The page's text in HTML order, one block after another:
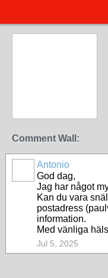
Comment Wall:
Antonio
God dag,
Jag har något
Kan du vara
postadress
information.
Med vänliga
Jul 5, 2025